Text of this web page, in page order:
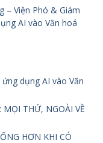
– Viện Phó & Giám
AI vào Văn hoá
dụng AI vào Văn
THỨ, NGOÀI VỀ
HƠN KHI CÓ